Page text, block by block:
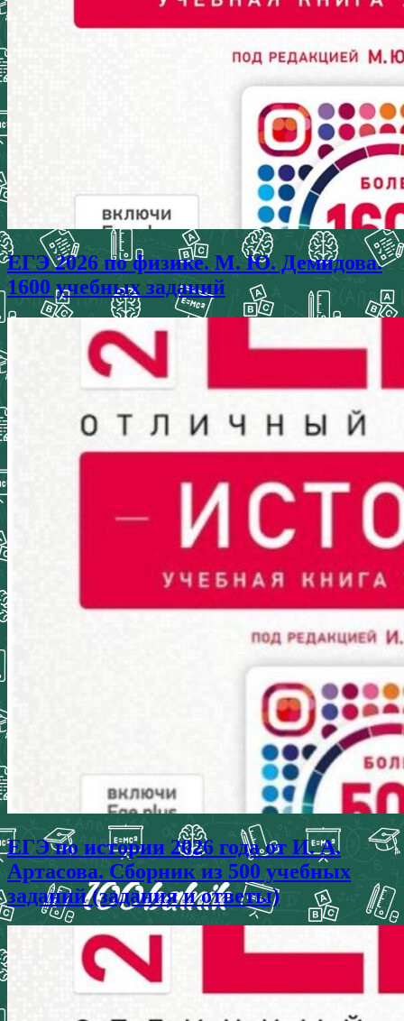
ЕГЭ 2026 по физике. М. Ю. Демидова.
1600 учебных заданий
ЕГЭ по истории 2026 года от И. А.
Артасова. Сборник из 500 учебных
заданий (задания и ответы)